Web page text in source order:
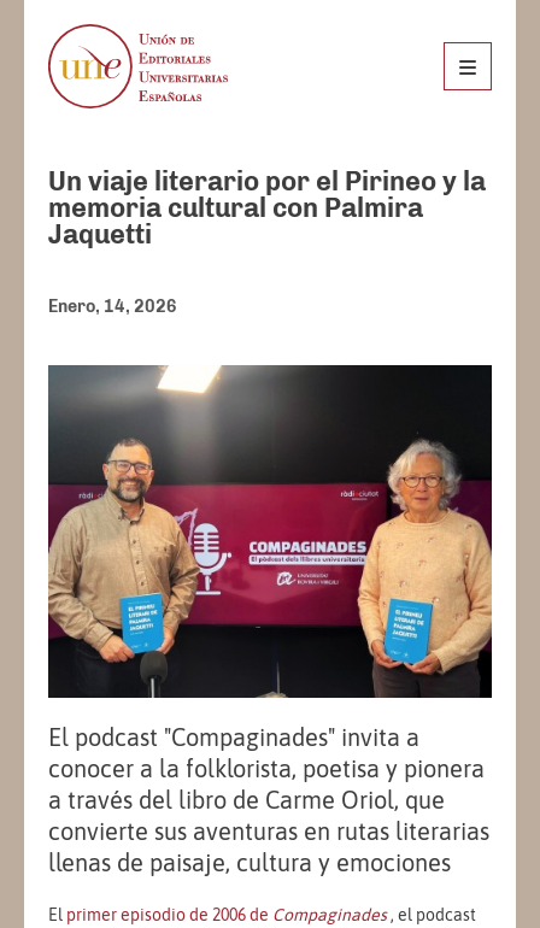
Un viaje literario por el Pirineo y la
memoria cultural con Palmira
Jaquetti
Enero, 14, 2026
El podcast "Compaginades" invita a
conocer a la folklorista, poetisa y pionera
a través del libro de Carme Oriol, que
convierte sus aventuras en rutas literarias
llenas de paisaje, cultura y emociones
El primer episodio de 2006 de Compaginades, el podcast